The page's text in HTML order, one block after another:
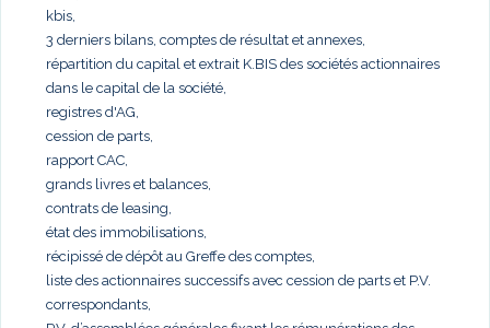
kbis,
3 derniers bilans, comptes de résultat et annexes,
répartition du capital et extrait K.BIS des sociétés actionnaires
dans le capital de la société,
registres d'AG,
cession de parts,
rapport CAC,
grands livres et balances,
contrats de leasing,
état des immobilisations,
récipissé de dépôt au Greffe des comptes,
liste des actionnaires successifs avec cession de parts et P.V.
correspondants,